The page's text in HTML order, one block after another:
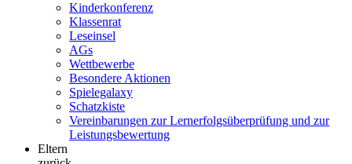
Kinderkonferenz
Klassenrat
Leseinsel
AGs
Wettbewerbe
Besondere Aktionen
Spielegalaxy
Schatzkiste
Vereinbarungen zur Lernerfolgsüberprüfung und zur
Leistungsbewertung
Eltern